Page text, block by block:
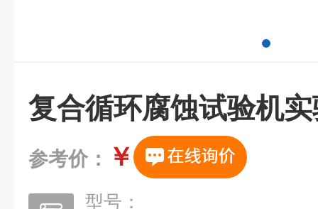
复合循环腐蚀试验机
参考价： ￥
型号：